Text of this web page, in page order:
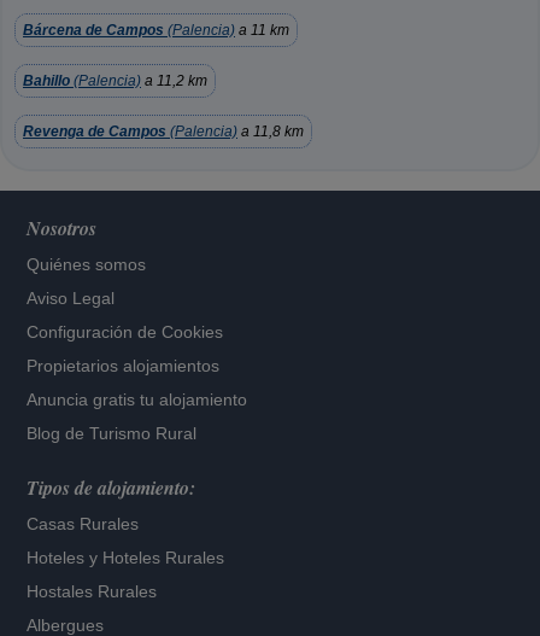
Bárcena de Campos (Palencia) a 11 km
Bahillo (Palencia) a 11,2 km
Revenga de Campos (Palencia) a 11,8 km
Nosotros
Quiénes somos
Aviso Legal
Configuración de Cookies
Propietarios alojamientos
Anuncia gratis tu alojamiento
Blog de Turismo Rural
Tipos de alojamiento:
Casas Rurales
Hoteles y Hoteles Rurales
Hostales Rurales
Albergues